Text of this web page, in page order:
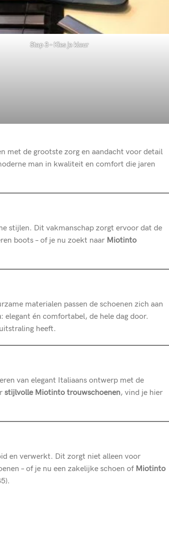
Stap 3 – Kies je kleur
met de grootste zorg en aandacht voor detail
man in kwaliteit en comfort die jaren
stijlen. Dit vakmanschap zorgt ervoor dat de
boots – of je nu zoekt naar Miotinto
materialen passen de schoenen zich aan
: elegant én comfortabel, de hele dag door.
heeft.
van elegant Italiaans ontwerp met de
stijlvolle Miotinto trouwschoenen, vind je hier
en verwerkt. Dit zorgt niet alleen voor
– of je nu een zakelijke schoen of Miotinto